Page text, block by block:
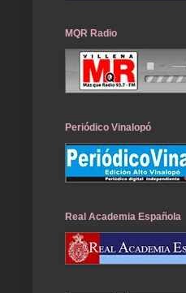
MQR Radio
Periódico Vinalopó
Real Academia Española